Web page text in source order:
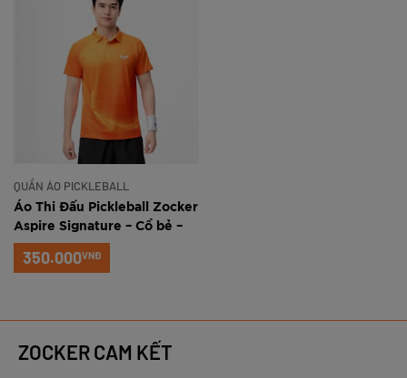
QUẦN ÁO PICKLEBALL
Áo Thi Đấu Pickleball Zocker
Aspire Signature – Cổ bẻ –
Cam
350.000VNĐ
ZOCKER CAM KẾT